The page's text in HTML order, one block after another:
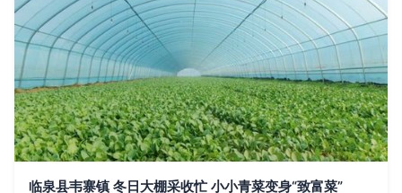
临泉县韦寨镇 冬日大棚采收忙 小小青菜变身“致富菜”